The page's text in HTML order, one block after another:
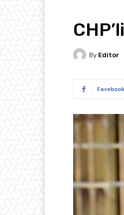
By Editor
Facebook